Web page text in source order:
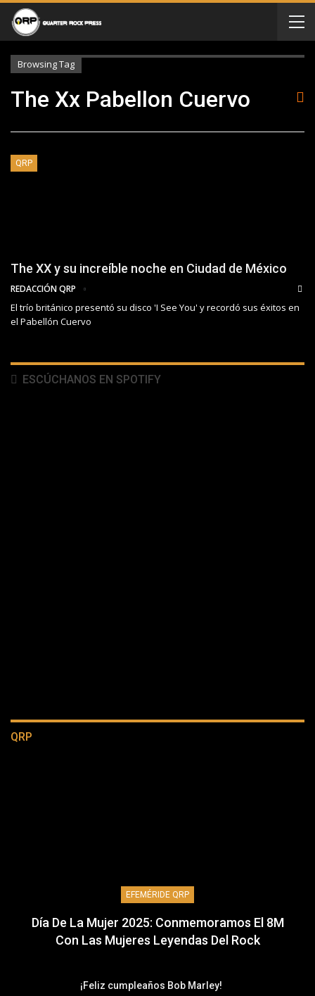
Browsing Tag
The Xx Pabellon Cuervo
QRP
The XX y su increíble noche en Ciudad de México
REDACCIÓN QRP
El trío británico presentó su disco 'I See You' y recordó sus éxitos en
el Pabellón Cuervo
ESCÚCHANOS EN SPOTIFY
QRP
EFEMÉRIDE QRP
Día De La Mujer 2025: Conmemoramos El 8M
Con Las Mujeres Leyendas Del Rock
¡Feliz cumpleaños Bob Marley!